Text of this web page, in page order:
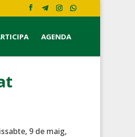
AGENDA
9 de maig,